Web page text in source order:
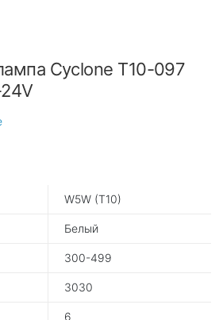
Cyclone T10-097
W5W (T10)
Белый
300-499
3030
6